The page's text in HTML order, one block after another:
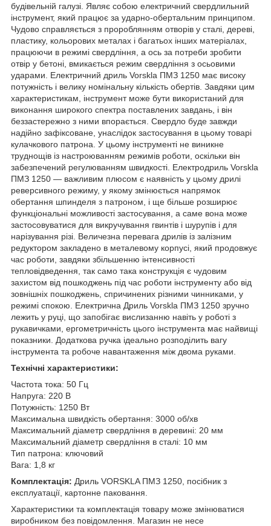
будівельній галузі. Являє собою електричний свердлильний
інструмент, який працює за ударно-обертальним принципом.
Чудово справляється з пророблянням отворів у сталі, дереві,
пластику, кольорових металах і багатьох інших матеріалах,
працюючи в режимі свердління, а ось за потреби зробити
отвір у бетоні, вмикається режим свердління з осьовими
ударами. Електричний дриль Vorskla ПМЗ 1250 має високу
потужність і велику номінальну кількість обертів. Завдяки цим
характеристикам, інструмент може бути використаний для
виконання широкого спектра поставлених завдань, і він
беззастережно з ними впорається. Свердло буде завжди
надійно зафіксоване, унаслідок застосування в цьому товарі
кулачкового патрона. У цьому інструменті не виникне
труднощів із настроюванням режимів роботи, оскільки він
забезпечений регулюванням швидкості. Електродриль Vorskla
ПМЗ 1250 — важливим плюсом є наявність у цьому дрилі
реверсивного режиму, у якому змінюється напрямок
обертання шпинделя з патроном, і ще більше розширює
функціональні можливості застосування, а саме вона може
застосовуватися для викручування гвинтів і шурупів і для
нарізування різі. Величезна перевага дрилів із залізним
редуктором закладено в металевому корпусі, який продовжує
час роботи, завдяки збільшенню інтенсивності
тепловідведення, так само така конструкція є чудовим
захистом від пошкоджень під час роботи інструменту або від
зовнішніх пошкоджень, спричинених різними чинниками, у
режимі спокою. Електрична Дриль Vorskla ПМЗ 1250 зручно
лежить у руці, що запобігає вислизанню навіть у роботі з
рукавичками, ергометричність цього інструмента має найвищі
показники. Додаткова ручка ідеально розподілить вагу
інструмента та робоче навантаження між двома руками.
Технічні характеристики:
Частота тока: 50 Гц
Напруга: 220 В
Потужність: 1250 Вт
Максимальна швидкість обертання: 3000 об/хв
Максимальний діаметр свердління в деревині: 20 мм
Максимальний діаметр свердління в сталі: 10 мм
Тип патрона: ключовий
Вага: 1,8 кг
Комплектація: Дриль VORSKLA ПМЗ 1250, посібник з
експлуатації, картонне паковання.
Характеристики та комплектація товару може змінюватися
виробником без повідомлення. Магазин не несе